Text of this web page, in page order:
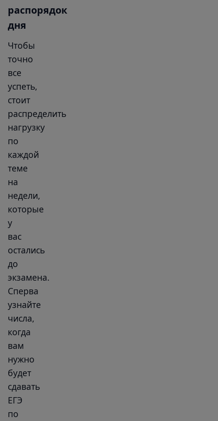
распорядок
дня
Чтобы
точно
все
успеть,
стоит
распределить
нагрузку
по
каждой
теме
на
недели,
которые
у
вас
остались
до
экзамена.
Сперва
узнайте
числа,
когда
вам
нужно
будет
сдавать
ЕГЭ
по